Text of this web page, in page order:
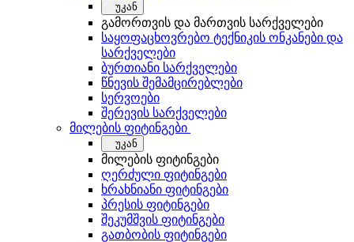
უკან
გამორთვის და მართვის სარქველები
საყოფაცხოვრებო ტექნიკის ონკანები და
სარქველები
ბურთიანი სარქველები
წნევის შემამცირებლები
სერვოები
შერევის სარქველები
მილების ფიტინგები
უკან
მილების ფიტინგები
ღერძული ფიტინგები
ხრახნიანი ფიტინგები
პრესის ფიტინგები
შეკუმშვის ფიტინგები
გათბობის ფიტინგები